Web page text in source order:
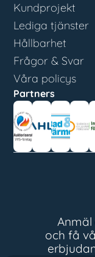
Kundprojekt
Lediga tjänster
Hållbarhet
Frågor & Svar
Våra policys
Partners
och få